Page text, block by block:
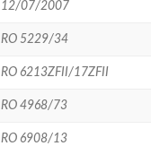
12/07/2007
RO 5229/34
RO 6213ZFII/17ZFII
RO 4968/73
RO 6908/13